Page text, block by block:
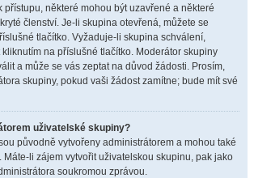
přístupu, některé mohou být uzavřené a některé
členství. Je-li skupina otevřená, můžete se
tlačítko. Vyžaduje-li skupina schválení,
na příslušné tlačítko. Moderátor skupiny
a může se vás zeptat na důvod žádosti. Prosím,
skupiny, pokud vaši žádost zamítne; bude mít své
uživatelské skupiny?
původně vytvořeny administrátorem a mohou také
Máte-li zájem vytvořit uživatelskou skupinu, pak jako
soukromou zprávou.